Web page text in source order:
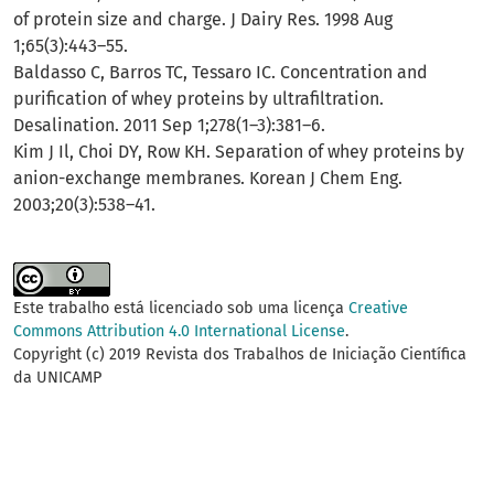
of protein size and charge. J Dairy Res. 1998 Aug
1;65(3):443–55.
Baldasso C, Barros TC, Tessaro IC. Concentration and
purification of whey proteins by ultrafiltration.
Desalination. 2011 Sep 1;278(1–3):381–6.
Kim J Il, Choi DY, Row KH. Separation of whey proteins by
anion-exchange membranes. Korean J Chem Eng.
2003;20(3):538–41.
Este trabalho está licenciado sob uma licença Creative
Commons Attribution 4.0 International License.
Copyright (c) 2019 Revista dos Trabalhos de Iniciação Científica
da UNICAMP